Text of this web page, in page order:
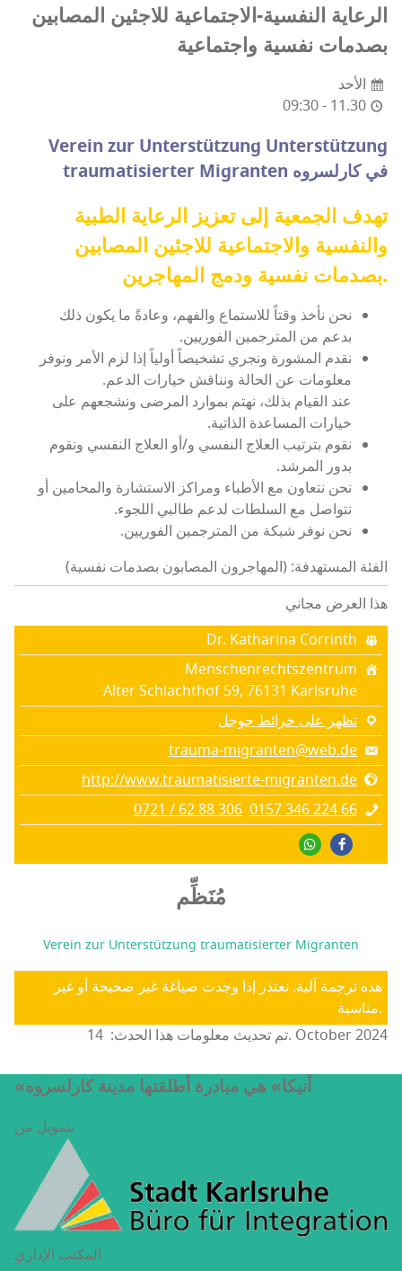
الرعاية النفسية-الاجتماعية للاجئين المصابين
بصدمات نفسية واجتماعية
الأحد
09:30 - 11.30
Verein zur Unterstützung Unterstützung
traumatisierter Migranten في كارلسروه
تهدف الجمعية إلى تعزيز الرعاية الطبية
والنفسية والاجتماعية للاجئين المصابين
بصدمات نفسية ودمج المهاجرين.
نحن نأخذ وقتاً للاستماع والفهم، وعادةً ما يكون ذلك
بدعم من المترجمين الفوريين.
نقدم المشورة ونجري تشخيصاً أولياً إذا لزم الأمر ونوفر
معلومات عن الحالة ونناقش خيارات الدعم.
عند القيام بذلك، نهتم بموارد المرضى ونشجعهم على
خيارات المساعدة الذاتية.
نقوم بترتيب العلاج النفسي و/أو العلاج النفسي ونقوم
بدور المرشد.
نحن نتعاون مع الأطباء ومراكز الاستشارة والمحامين أو
نتواصل مع السلطات لدعم طالبي اللجوء.
نحن نوفر شبكة من المترجمين الفوريين.
الفئة المستهدفة: (المهاجرون المصابون بصدمات نفسية)
هذا العرض مجاني
Dr. Katharina Corrinth
Menschenrechtszentrum
Alter Schlachthof 59, 76131 Karlsruhe
تظهر على خرائط جوجل
trauma-migranten@web.de
http://www.traumatisierte-migranten.de
0721 / 62 88 306 0157 346 224 66
مُنَظِّم
Verein zur Unterstützung traumatisierter Migranten
هذه ترجمة آلية. نعتذر إذا وجدت صياغة غير صحيحة أو غير
مناسبة.
تم تحديث معلومات هذا الحدث: 14. October 2024
«أنيكا» هي مبادرة أطلقتها مدينة كارلسروه
بتمويل من
المكتب الإداري